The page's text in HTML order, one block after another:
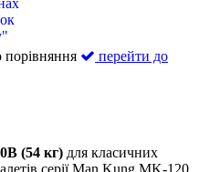
порівняння
перейти до
(54 кг) для класичних
серії Man Kung MK-120